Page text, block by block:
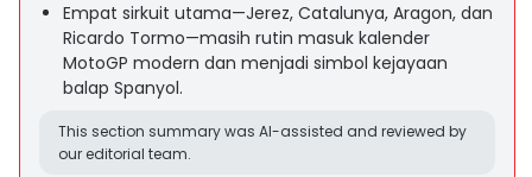
Empat sirkuit utama—Jerez, Catalunya, Aragon, dan
Ricardo Tormo—masih rutin masuk kalender
MotoGP modern dan menjadi simbol kejayaan
balap Spanyol.
This section summary was AI-assisted and reviewed by
our editorial team.